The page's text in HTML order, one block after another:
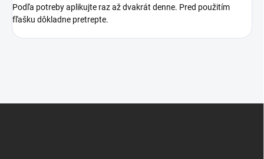
Podľa potreby aplikujte raz až dvakrát denne. Pred použitím
fľašku dôkladne pretrepte.